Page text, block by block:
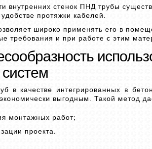
внутренних стенок ПНД трубы
протяжки кабелей.
широко применять его в
требования и при работе с этим
в качестве интегрированных в
выгодным. Такой метод
монтажных работ;
проекта.